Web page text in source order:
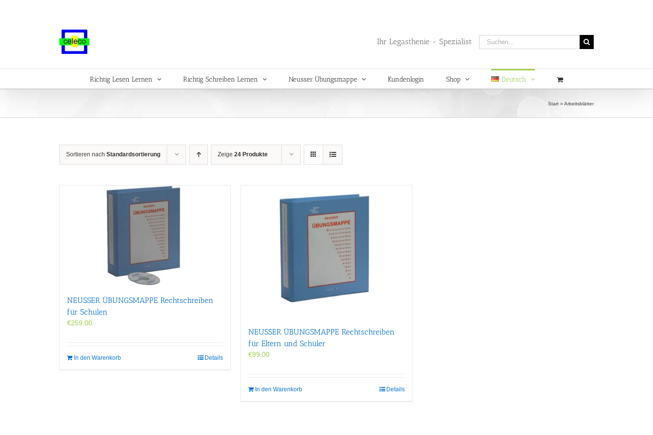
Ihr Legasthenie - Spezialist
Suche
nach:
Richtig Lesen Lernen Richtig Schreiben Lernen Neusser Übungsmappe Kundenlogin Shop Deutsch
Start » Arbeitsblätter
Sortieren nach Standardsortierung Zeige 24 Produkte
NEUSSER ÜBUNGS­MAPPE Rechtschreiben
für Schulen
€259,00
In den Warenkorb Details
NEUSSER ÜBUNGS­MAPPE Rechtschreiben
für Eltern und Schüler
€99,00
In den Warenkorb Details